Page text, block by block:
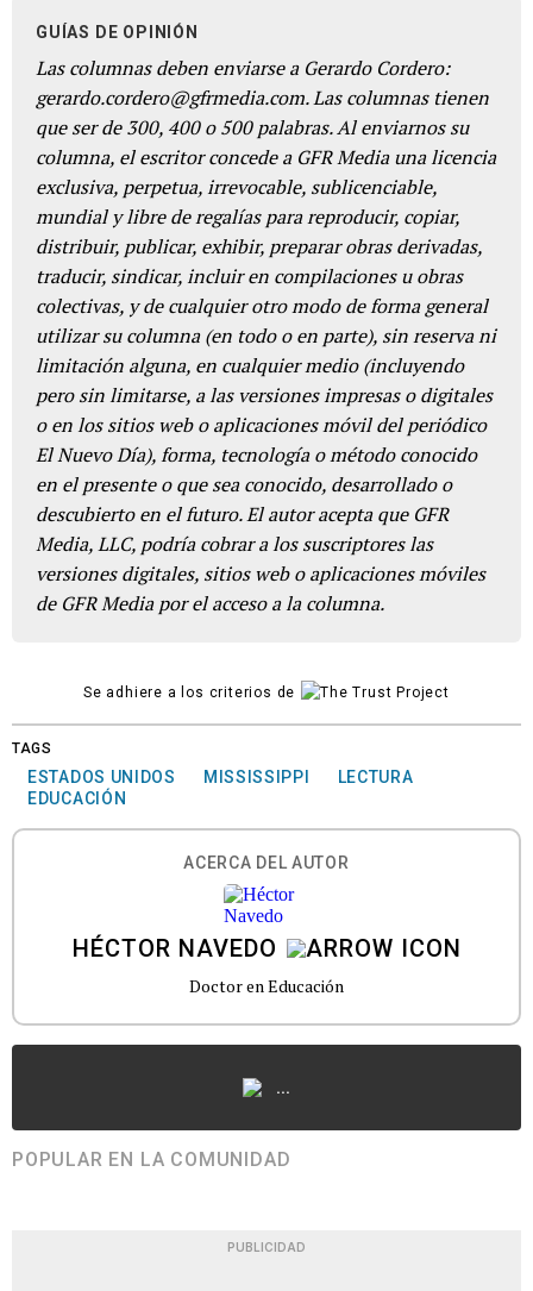
GUÍAS DE OPINIÓN
Las columnas deben enviarse a Gerardo Cordero:
gerardo.cordero@gfrmedia.com. Las columnas tienen
que ser de 300, 400 o 500 palabras. Al enviarnos su
columna, el escritor concede a GFR Media una licencia
exclusiva, perpetua, irrevocable, sublicenciable,
mundial y libre de regalías para reproducir, copiar,
distribuir, publicar, exhibir, preparar obras derivadas,
traducir, sindicar, incluir en compilaciones u obras
colectivas, y de cualquier otro modo de forma general
utilizar su columna (en todo o en parte), sin reserva ni
limitación alguna, en cualquier medio (incluyendo
pero sin limitarse, a las versiones impresas o digitales
o en los sitios web o aplicaciones móvil del periódico
El Nuevo Día), forma, tecnología o método conocido
en el presente o que sea conocido, desarrollado o
descubierto en el futuro. El autor acepta que GFR
Media, LLC, podría cobrar a los suscriptores las
versiones digitales, sitios web o aplicaciones móviles
de GFR Media por el acceso a la columna.
Se adhiere a los criterios de
TAGS
ESTADOS UNIDOS MISSISSIPPI
LECTURA
EDUCACIÓN
ACERCA DEL AUTOR
HÉCTOR NAVEDO
Doctor en Educación
...
POPULAR EN LA COMUNIDAD
PUBLICIDAD